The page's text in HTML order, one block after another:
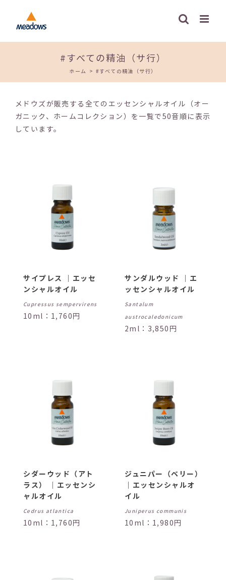
content
#すべての精油（サ行）
ホーム > #すべての精油（サ行）
メドウズが販売する全てのエッセンシャルオイル（オー
ガニック、ホームコレクション）を一覧で50音順に表示
しています。
サイプレス ｜エッセ
ンシャルオイル
Cupressus sempervirens
10ml：1,760円
サンダルウッド ｜エ
ッセンシャルオイル
Santalum
austrocaledonicum
2ml：3,850円
シダーウッド（アト
ラス） ｜エッセンシ
ャルオイル
Cedrus atlantica
10ml：1,760円
ジュニパー（ベリー）
｜エッセンシャルオ
イル
Juniperus communis
10ml：1,980円